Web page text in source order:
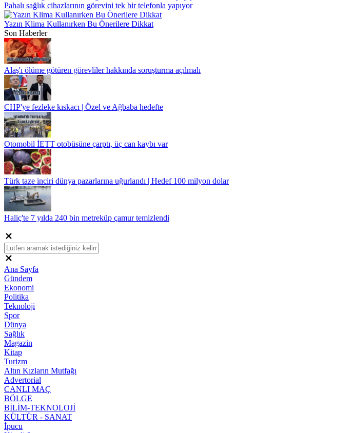
Pahalı sağlık cihazlarının görevini tek bir telefonla yapıyor
Yazın Klima Kullanırken Bu Önerilere Dikkat
Son Haberler
Alaş'ı ölüme götüren görevliler hakkında soruşturma açılmalı
CHP'ye fezleke kıskacı | Özel ve Ağbaba hedefte
Otomobil İETT otobüsüne çarptı, üç can kaybı var
Türk taze inciri dünya pazarlarına uğurlandı | Hedef 100 milyon dolar
Haliç'te 7 yılda 240 bin metreküp çamur temizlendi
Ana Sayfa
Gündem
Ekonomi
Politika
Teknoloji
Spor
Dünya
Sağlık
Magazin
Kitap
Turizm
Altın Kızların Mutfağı
Advertorial
CANLI MAÇ
BÖLGE
BİLİM-TEKNOLOJİ
KÜLTÜR - SANAT
İpucu